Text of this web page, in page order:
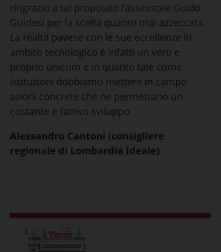
ringrazio a tal proposito l’assessore Guido
Guidesi per la scelta quanto mai azzeccata.
La realtà pavese con le sue eccellenze in
ambito tecnologico è infatti un vero e
proprio unicum e in quanto tale come
istituzioni dobbiamo mettere in campo
azioni concrete che ne permettano un
costante e fattivo sviluppo
Alessandro Cantoni (consigliere
regionale di Lombardia Ideale)